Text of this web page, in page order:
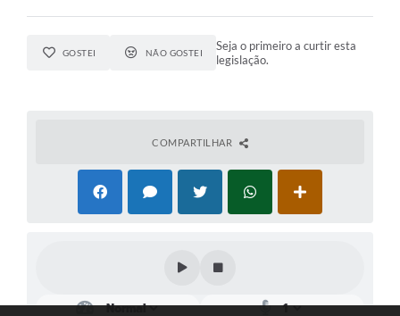
GOSTEI NÃO GOSTEI
Seja o primeiro a curtir esta
legislação.
COMPARTILHAR